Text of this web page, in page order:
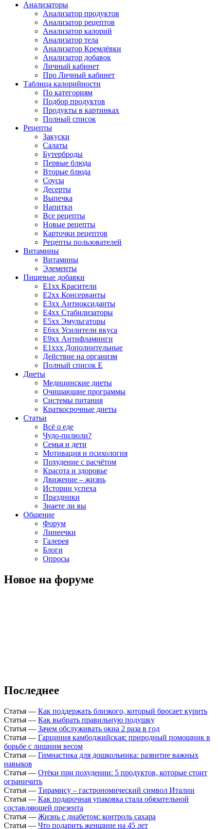
Анализаторы
Анализатор продуктов
Анализатор рецептов
Анализатор калорий
Анализатор тела
Анализатор Кремлёвки
Анализатор добавок
Личный кабинет
Про Личный кабинет
Таблица калорийности
По категориям
Подбор продуктов
Продукты в картинках
Полный список
Рецепты
Закуски
Салаты
Бутерброды
Первые блюда
Вторые блюда
Соусы
Десерты
Выпечка
Напитки
Все рецепты
Новые рецепты
Карточки рецептов
Рецепты пользователей
Витамины
Витамины
Элементы
Пищевые добавки
E1xx Красители
E2xx Консерванты
E3xx Антиоксиданты
E4xx Стабилизаторы
E5xx Эмульгаторы
E6xx Усилители вкуса
E9xx Антифламинги
E1xxx Дополнительные
Действие на организм
Полный список E
Диеты
Медицинские диеты
Очищающие программы
Системы питания
Краткосрочные диеты
Статьи
Всё о еде
Чудо-пилюли?
Семья и дети
Мотивация и психология
Похудение с расчётом
Красота и здоровье
Движение – жизнь
Истории успеха
Праздники
Знаете ли вы
Общение
Форум
Линеечки
Галерея
Блоги
Опросы
Новое на форуме
Последнее
Статья — Как поддержать близкого, который бросает курить
Статья — Как выбрать правильную подушку
Статья — Зачем обслуживать окна 2 раза в год
Статья — Гарциния камбоджийская: природный помощник в
борьбе с лишним весом
Статья — Гимнастика для дошкольника: развитие важных
навыков
Статья — Отёки при похудении: 5 продуктов, которые стоит
ограничить
Статья — Тирамису – гастрономический символ Италии
Статья — Как подарочная упаковка стала обязательной
составляющей презента
Статья — Жизнь с диабетом: контроль сахара
Статья — Что подарить женщине на 45 лет